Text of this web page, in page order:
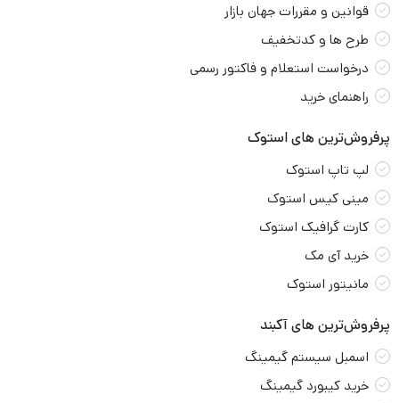
قوانین و مقررات جهان بازار
طرح ها و کدتخفیف
درخواست استعلام و فاکتور رسمی
راهنمای خرید
پرفروش‌ترین های استوک
لپ تاپ استوک
مینی کیس استوک
کارت گرافیک استوک
خرید آی مک
مانیتور استوک
پرفروش‌ترین های آکبند
اسمبل سیستم گیمینگ
خرید کیبورد گیمینگ